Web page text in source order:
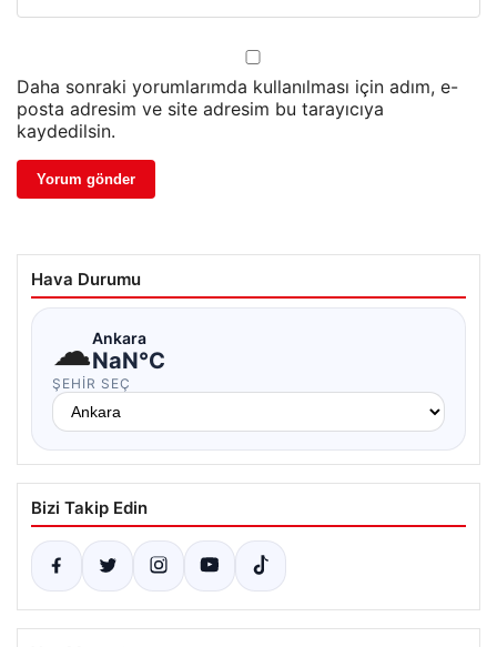
Daha sonraki yorumlarımda kullanılması için adım, e-
posta adresim ve site adresim bu tarayıcıya
kaydedilsin.
Hava Durumu
☁Ankara
NaN°C
ŞEHIR SEÇ
Bizi Takip Edin